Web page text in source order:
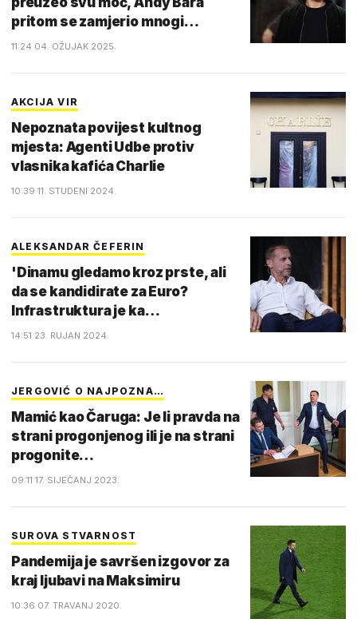
pritom se zamjerio mnogi…
11:24 04. OŽUJAK 2025.
AKCIJA VIR
Nepoznata povijest kultnog
mjesta: Agenti Udbe protiv
vlasnika kafića Charlie
10:39 11. STUDENI 2024.
ALEKSANDAR ČEFERIN
'Dinamu gledamo kroz prste, ali
da se kandidirate za Euro?
Infrastruktura je ka…
14:51 23. RUJAN 2024.
JERGOVIĆ O NAJPOZNA…
Mamić kao Čaruga: Je li pravda na
strani progonjenog ili je na strani
progonite…
09:11 17. SIJEČANJ 2023.
SUROVA STVARNOST
Pandemija je savršen izgovor za
kraj ljubavi na Maksimiru
10:36 07. TRAVANJ 2020.